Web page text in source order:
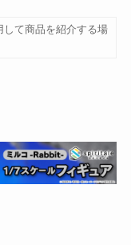
して商品を紹介する場